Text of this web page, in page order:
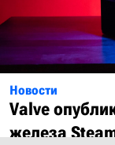
Новости
Valve
железа